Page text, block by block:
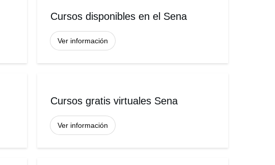
Cursos disponibles en el Sena
Ver información
Cursos gratis virtuales Sena
Ver información